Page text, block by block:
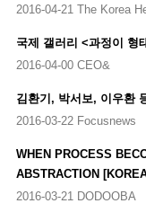
2016-04-21 The Korea
국제 갤러리 <과정이 형
2016-04-00 CEO&
김환기, 박서보, 이우환
2016-03-22 Focusnews
WHEN PROCESS
ABSTRACTION
2016-03-21 DODOOBA